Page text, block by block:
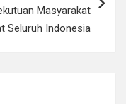
Masyarakat
Seluruh Indonesia